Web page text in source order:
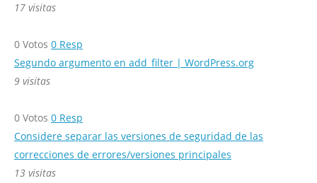
17 visitas
0 Votos 0 Resp
Segundo argumento en add_filter | WordPress.org
9 visitas
0 Votos 0 Resp
Considere separar las versiones de seguridad de las
correcciones de errores/versiones principales
13 visitas